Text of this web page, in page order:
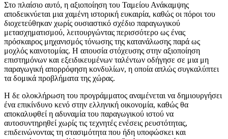
Στο πλαίσιο αυτό, η αξιοποίηση του Ταμείου Ανάκαμψης
αποδεικνύεται μια χαμένη ιστορική ευκαιρία, καθώς οι πόροι του
διοχετεύθηκαν χωρίς ουσιαστικό σχέδιο παραγωγικού
μετασχηματισμού, λειτουργώντας περισσότερο ως ένας
πρόσκαιρος μηχανισμός τόνωσης της κατανάλωσης παρά ως
μοχλός καινοτομίας. Η απουσία στόχευσης στην αξιοποίηση
επιστημόνων και εξειδικευμένων ταλέντων οδήγησε σε μια μη
παραγωγική απορρόφηση κονδυλίων, η οποία απλώς συγκαλύπτει
τα δομικά προβλήματα της χώρας.
Η δε ολοκλήρωση του προγράμματος αναμένεται να δημιουργήσει
ένα επικίνδυνο κενό στην ελληνική οικονομία, καθώς θα
αποκαλυφθεί η αδυναμία του παραγωγικού ιστού να
αυτοσυντηρηθεί χωρίς τις τεχνητές ενέσεις ρευστότητας,
επιδεινώνοντας τη στασιμότητα που ήδη υποφώσκει και